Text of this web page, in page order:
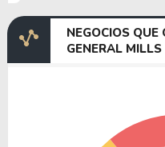
NEGOCIOS QUE
GENERAL MILLS